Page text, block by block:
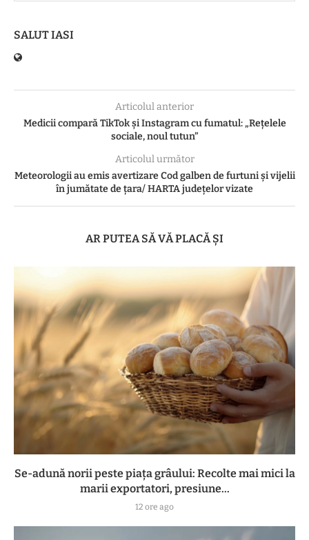
SALUT IASI
Articolul anterior
Medicii compară TikTok și Instagram cu fumatul: „Rețelele
sociale, noul tutun”
Articolul următor
Meteorologii au emis avertizare Cod galben de furtuni și vijelii
în jumătate de țara/ HARTA județelor vizate
AR PUTEA SĂ VĂ PLACĂ ȘI
Se-adună norii peste piața grâului: Recolte mai mici la
marii exportatori, presiune...
12 ore ago